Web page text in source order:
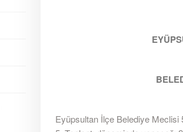
Eyüpsultan İlçe Belediye Meclisi